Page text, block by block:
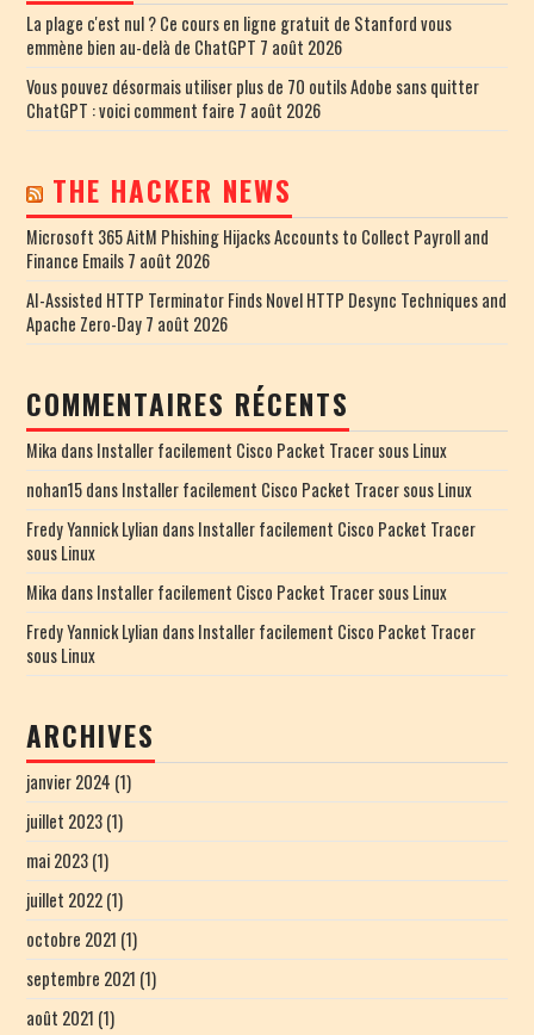
La plage c'est nul ? Ce cours en ligne gratuit de Stanford vous
emmène bien au-delà de ChatGPT 7 août 2026
Vous pouvez désormais utiliser plus de 70 outils Adobe sans quitter
ChatGPT : voici comment faire 7 août 2026
THE HACKER NEWS
Microsoft 365 AitM Phishing Hijacks Accounts to Collect Payroll and
Finance Emails7 août 2026
AI-Assisted HTTP Terminator Finds Novel HTTP Desync Techniques and
Apache Zero-Day7 août 2026
COMMENTAIRES RÉCENTS
Mika dansInstaller facilement Cisco Packet Tracer sous Linux
nohan15dansInstaller facilement Cisco Packet Tracer sous Linux
Fredy Yannick Lylian dansInstaller facilement Cisco Packet Tracer
sous Linux
Mika dansInstaller facilement Cisco Packet Tracer sous Linux
Fredy Yannick Lylian dansInstaller facilement Cisco Packet Tracer
sous Linux
ARCHIVES
janvier 2024 (1)
juillet 2023(1)
mai 2023(1)
juillet 2022(1)
octobre 2021 (1)
septembre 2021 (1)
août 2021 (1)